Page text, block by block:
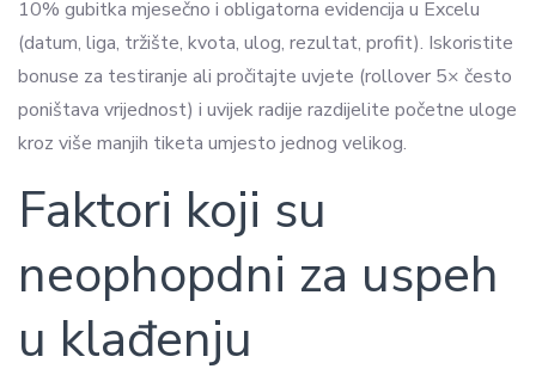
10% gubitka mjesečno i obligatorna evidencija u Excelu
(datum, liga, tržište, kvota, ulog, rezultat, profit). Iskoristite
bonuse za testiranje ali pročitajte uvjete (rollover 5× često
poništava vrijednost) i uvijek radije razdijelite početne uloge
kroz više manjih tiketa umjesto jednog velikog.
Faktori koji su
neophopdni za uspeh
u klađenju